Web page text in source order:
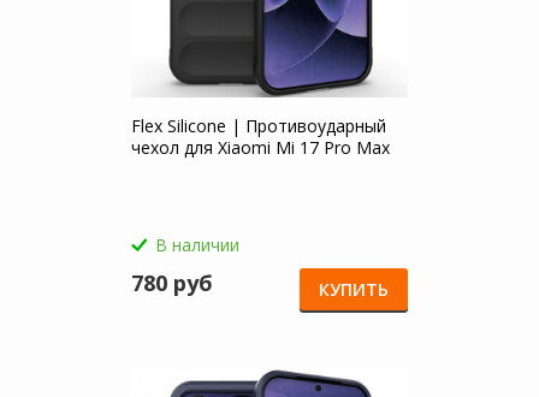
Flex Silicone | Противоударный
чехол для Xiaomi Mi 17 Pro Max
В наличии
780 руб КУПИТЬ